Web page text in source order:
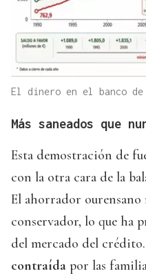
El dinero en el banco de
Más saneados que
Esta demostración de
con la otra cara de la
El ahorrador
conservador, lo que ha
del mercado del
contraída por las